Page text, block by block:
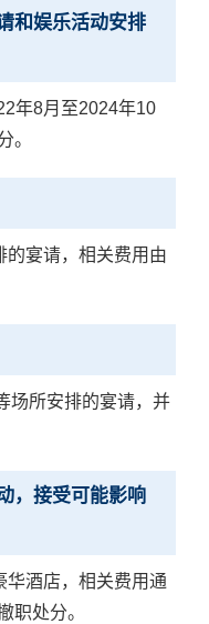
和娱乐活动安排
年8月至2024年10
。
的宴请，相关费用由
场所安排的宴请，并
，接受可能影响
华酒店，相关费用通
职处分。